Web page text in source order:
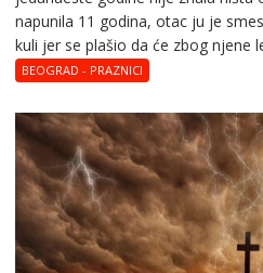
napunila 11 gоdina, otac ju je
kuli jer se plašio da će zbog njene
BEOGRAD - PRAZNICI